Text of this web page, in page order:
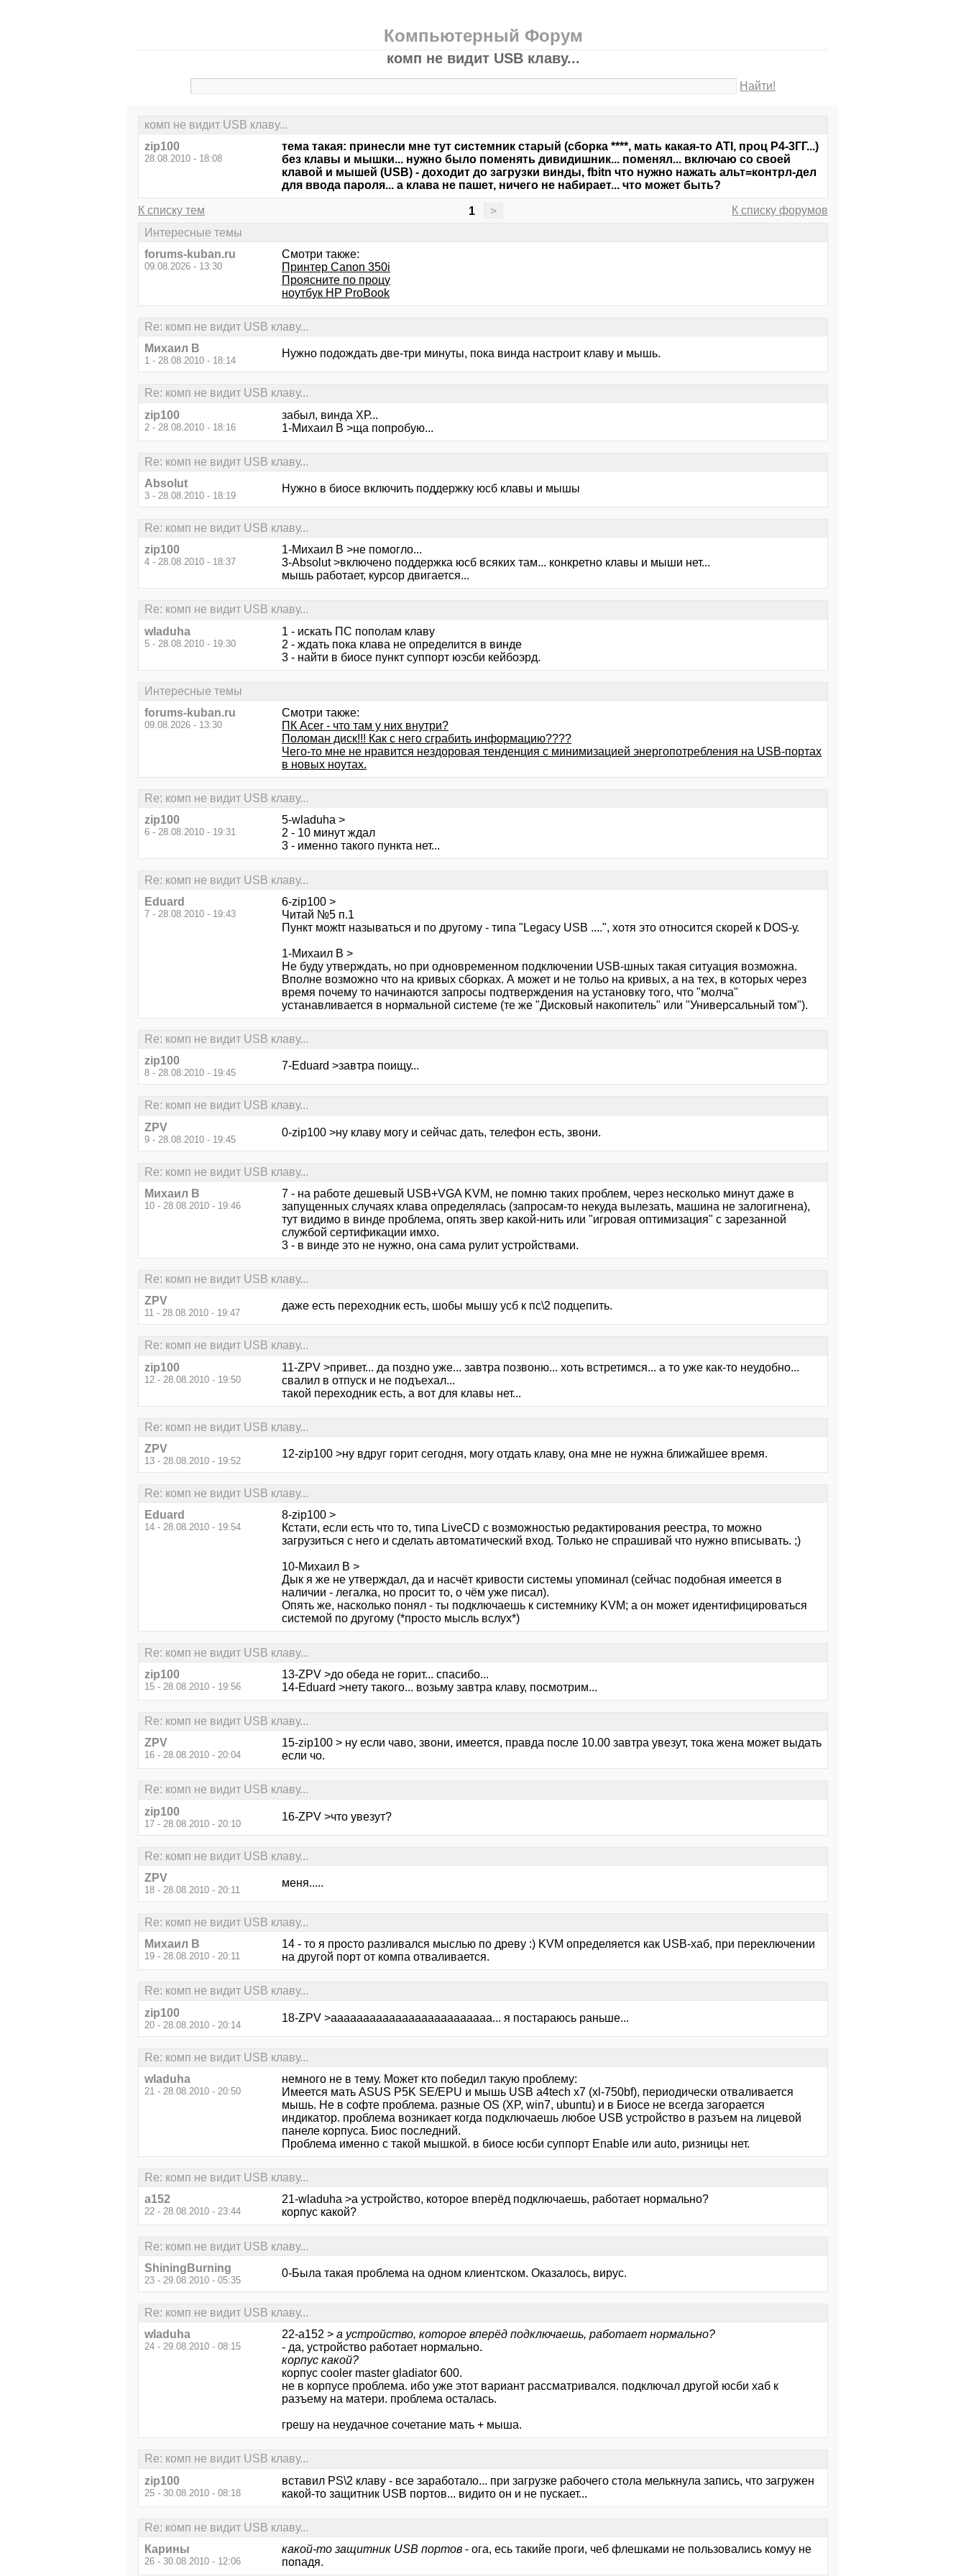
Компьютерный Форум
комп не видит USB клаву...
Найти!
комп не видит USB клаву...
zip100
28.08.2010 - 18:08
тема такая: принесли мне тут системник старый (сборка ****, мать какая-то ATI, проц Р4-3ГГ...)
без клавы и мышки... нужно было поменять дивидишник... поменял... включаю со своей
клавой и мышей (USB) - доходит до загрузки винды, fbitn что нужно нажать альт=контрл-дел
для ввода пароля... а клава не пашет, ничего не набирает... что может быть?
К списку тем 1 >
К списку форумов
Интересные темы
forums-kuban.ru
09.08.2026 - 13:30
Смотри также:
Принтер Canon 350i
Проясните по процу
ноутбук HP ProBook
Re: комп не видит USB клаву...
Михаил В
1 - 28.08.2010 - 18:14
Нужно подождать две-три минуты, пока винда настроит клаву и мышь.
Re: комп не видит USB клаву...
zip100
2 - 28.08.2010 - 18:16
забыл, винда ХР...
1-Михаил В >ща попробую...
Re: комп не видит USB клаву...
Absolut
3 - 28.08.2010 - 18:19
Нужно в биосе включить поддержку юсб клавы и мышы
Re: комп не видит USB клаву...
zip100
4 - 28.08.2010 - 18:37
1-Михаил В >не помогло...
3-Absolut >включено поддержка юсб всяких там... конкретно клавы и мыши нет...
мышь работает, курсор двигается...
Re: комп не видит USB клаву...
wladuha
5 - 28.08.2010 - 19:30
1 - искать ПС пополам клаву
2 - ждать пока клава не определится в винде
3 - найти в биосе пункт суппорт юэсби кейбоэрд.
Интересные темы
forums-kuban.ru
09.08.2026 - 13:30
Смотри также:
ПК Acer - что там у них внутри?
Поломан диск!!! Как с него сграбить информацию????
Чего-то мне не нравится нездоровая тенденция с минимизацией энергопотребления на USB-портах
в новых ноутах.
Re: комп не видит USB клаву...
zip100
6 - 28.08.2010 - 19:31
5-wladuha >
2 - 10 минут ждал
3 - именно такого пункта нет...
Re: комп не видит USB клаву...
Eduard
7 - 28.08.2010 - 19:43
6-zip100 >
Читай №5 п.1
Пункт можtт называться и по другому - типа "Legacy USB ....", хотя это относится скорей к DOS-у.
1-Михаил В >
Не буду утверждать, но при одновременном подключении USB-шных такая ситуация возможна.
Вполне возможно что на кривых сборках. А может и не тольо на кривых, а на тех, в которых через
время почему то начинаются запросы подтверждения на установку того, что "молча"
устанавливается в нормальной системе (те же "Дисковый накопитель" или "Универсальный том").
Re: комп не видит USB клаву...
zip100
8 - 28.08.2010 - 19:45
7-Eduard >завтра поищу...
Re: комп не видит USB клаву...
ZPV
9 - 28.08.2010 - 19:45
0-zip100 >ну клаву могу и сейчас дать, телефон есть, звони.
Re: комп не видит USB клаву...
Михаил В
10 - 28.08.2010 - 19:46
7 - на работе дешевый USB+VGA KVM, не помню таких проблем, через несколько минут даже в
запущенных случаях клава определялась (запросам-то некуда вылезать, машина не залогигнена),
тут видимо в винде проблема, опять звер какой-нить или "игровая оптимизация" с зарезанной
службой сертификации имхо.
3 - в винде это не нужно, она сама рулит устройствами.
Re: комп не видит USB клаву...
ZPV
11 - 28.08.2010 - 19:47
даже есть переходник есть, шобы мышу усб к пс\2 подцепить.
Re: комп не видит USB клаву...
zip100
12 - 28.08.2010 - 19:50
11-ZPV >привет... да поздно уже... завтра позвоню... хоть встретимся... а то уже как-то неудобно...
свалил в отпуск и не подъехал...
такой переходник есть, а вот для клавы нет...
Re: комп не видит USB клаву...
ZPV
13 - 28.08.2010 - 19:52
12-zip100 >ну вдруг горит сегодня, могу отдать клаву, она мне не нужна ближайшее время.
Re: комп не видит USB клаву...
Eduard
14 - 28.08.2010 - 19:54
8-zip100 >
Кстати, если есть что то, типа LiveCD с возможностью редактирования реестра, то можно
загрузиться с него и сделать автоматический вход. Только не спрашивай что нужно вписывать. ;)
10-Михаил В >
Дык я же не утверждал, да и насчёт кривости системы упоминал (сейчас подобная имеется в
наличии - легалка, но просит то, о чём уже писал).
Опять же, насколько понял - ты подключаешь к системнику KVM; а он может идентифицироваться
системой по другому (*просто мысль вслух*)
Re: комп не видит USB клаву...
zip100
15 - 28.08.2010 - 19:56
13-ZPV >до обеда не горит... спасибо...
14-Eduard >нету такого... возьму завтра клаву, посмотрим...
Re: комп не видит USB клаву...
ZPV
16 - 28.08.2010 - 20:04
15-zip100 > ну если чаво, звони, имеется, правда после 10.00 завтра увезут, тока жена может выдать
если чо.
Re: комп не видит USB клаву...
zip100
17 - 28.08.2010 - 20:10
16-ZPV >что увезут?
Re: комп не видит USB клаву...
ZPV
18 - 28.08.2010 - 20:11
меня.....
Re: комп не видит USB клаву...
Михаил В
19 - 28.08.2010 - 20:11
14 - то я просто разливался мыслью по древу :) KVM определяется как USB-хаб, при переключении
на другой порт от компа отваливается.
Re: комп не видит USB клаву...
zip100
20 - 28.08.2010 - 20:14
18-ZPV >ааааааааааааааааааааааааа... я постараюсь раньше...
Re: комп не видит USB клаву...
wladuha
21 - 28.08.2010 - 20:50
немного не в тему. Может кто победил такую проблему:
Имеется мать ASUS P5K SE/EPU и мышь USB a4tech x7 (xl-750bf), периодически отваливается
мышь. Не в софте проблема. разные OS (XP, win7, ubuntu) и в Биосе не всегда загорается
индикатор. проблема возникает когда подключаешь любое USB устройство в разъем на лицевой
панеле корпуса. Биос последний.
Проблема именно с такой мышкой. в биосе юсби суппорт Enable или auto, ризницы нет.
Re: комп не видит USB клаву...
a152
22 - 28.08.2010 - 23:44
21-wladuha >а устройство, которое вперёд подключаешь, работает нормально?
корпус какой?
Re: комп не видит USB клаву...
ShiningBurning
23 - 29.08.2010 - 05:35
0-Была такая проблема на одном клиентском. Оказалось, вирус.
Re: комп не видит USB клаву...
wladuha
24 - 29.08.2010 - 08:15
22-a152 > а устройство, которое вперёд подключаешь, работает нормально?
- да, устройство работает нормально.
корпус какой?
корпус cooler master gladiator 600.
не в корпусе проблема. ибо уже этот вариант рассматривался. подключал другой юсби хаб к
разъему на матери. проблема осталась.
грешу на неудачное сочетание мать + мыша.
Re: комп не видит USB клаву...
zip100
25 - 30.08.2010 - 08:18
вставил PS\2 клаву - все заработало... при загрузке рабочего стола мелькнула запись, что загружен
какой-то защитник USB портов... видито он и не пускает...
Re: комп не видит USB клаву...
Карины
26 - 30.08.2010 - 12:06
какой-то защитник USB портов - ога, есь такийе проги, чеб флешками не пользовались комуу не
попадя.